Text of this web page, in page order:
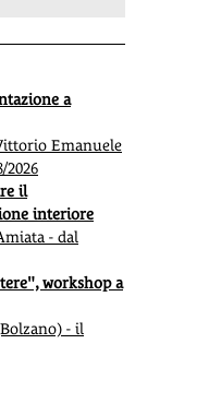
a
Emanuele
2026
il
interiore
- dal
workshop a
- il